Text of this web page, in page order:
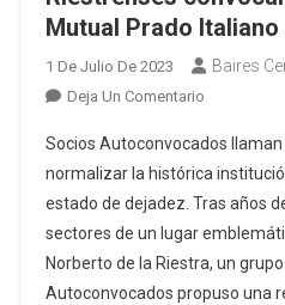
Mutual Prado
1 De Julio De 2023 Baires
Deja Un ComentarioEn
Convocan
A
Recuperar
La
Mutual
Prado
Socios Autoconvocados
normalizar la histórica
estado de dejadez. Tras años
sectores de un lugar
Norberto de la Riestra, un
Autoconvocados propuso una